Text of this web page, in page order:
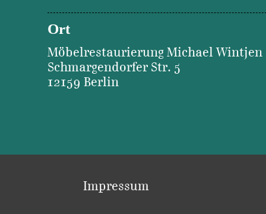
Ort
Möbelrestaurierung Michael Wintjen
Schmargendorfer Str. 5
12159 Berlin
Impressum